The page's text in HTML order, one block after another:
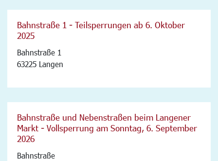
Bahnstraße 1 - Teilsperrungen ab 6. Oktober
2025
Bahnstraße 1
63225 Langen
Bahnstraße und Nebenstraßen beim Langener
Markt - Vollsperrung am Sonntag, 6. September
2026
Bahnstraße